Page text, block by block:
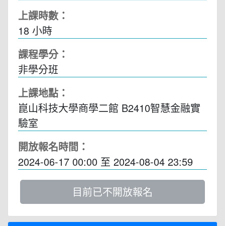
上課時數：
18 小時
課程學分：
非學分班
上課地點：
崑山科技大學商學二館 B2410智慧金融實
驗室
開放報名時間：
2024-06-17 00:00 至 2024-08-04 23:59
目前已不開放報名